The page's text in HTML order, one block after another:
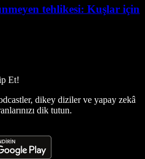
tehlikesi: Kuşlar için
Et!
dikey diziler ve yapay zekâ
dik tutun.